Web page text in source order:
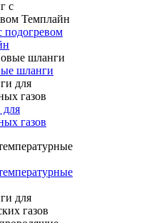
подогревом
шланги
газов